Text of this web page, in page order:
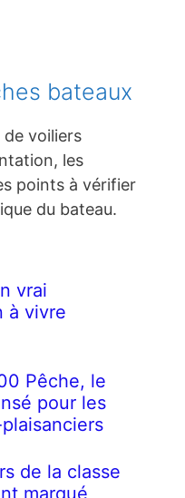
bateaux
voiliers
les
points à vérifier
du bateau.
vrai
à vivre
Pêche, le
pour les
de la classe